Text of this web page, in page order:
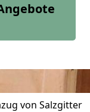
von Salzgitter